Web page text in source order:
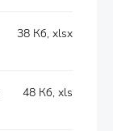
38 Кб, xlsx
48 Кб, xls